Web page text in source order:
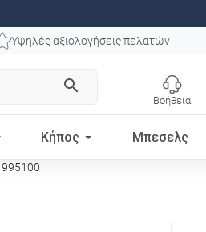
Υψηλές αξιολογήσεις πελατών
search
Βοήθεια
Κήπος Μπεσελς